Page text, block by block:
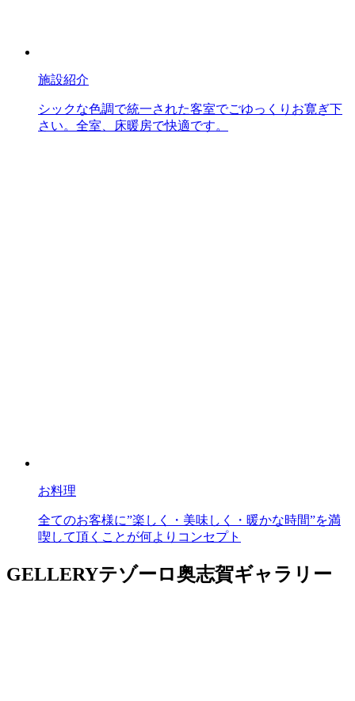
施設紹介
シックな色調で統一された客室でごゆっくりお寛ぎ下
さい。全室、床暖房で快適です。
お料理
全てのお客様に”楽しく・美味しく・暖かな時間”を満
喫して頂くことが何よりコンセプト
GELLERYテゾーロ奥志賀ギャラリー